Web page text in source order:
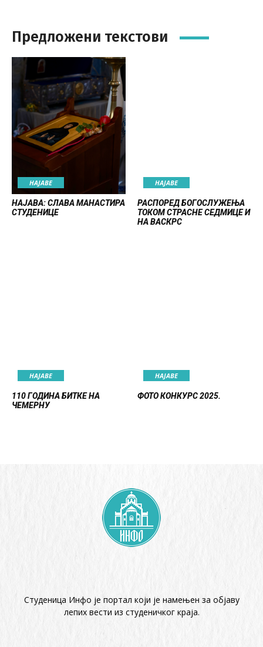
Предложени текстови
НАЈАВE
НАЈАВА: СЛАВА МАНАСТИРА
СТУДЕНИЦЕ
НАЈАВE
РАСПОРЕД БОГОСЛУЖЕЊА
ТОКОМ СТРАСНЕ СЕДМИЦЕ И
НА ВАСКРС
НАЈАВE
110 ГОДИНА БИТКЕ НА
ЧЕМЕРНУ
НАЈАВE
ФОТО КОНКУРС 2025.
Студеница Инфо је портал који је намењен за објaву
лепих вести из студеничког краја.